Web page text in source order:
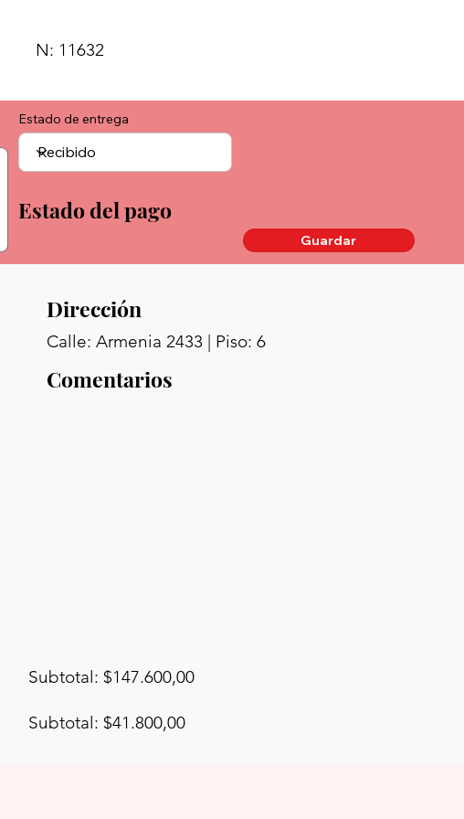
N: 11632
Estado de entrega
Estado del pago
Guardar
Dirección
Calle: Armenia 2433 | Piso: 6
Comentarios
Subtotal: $147.600,00
Subtotal: $41.800,00